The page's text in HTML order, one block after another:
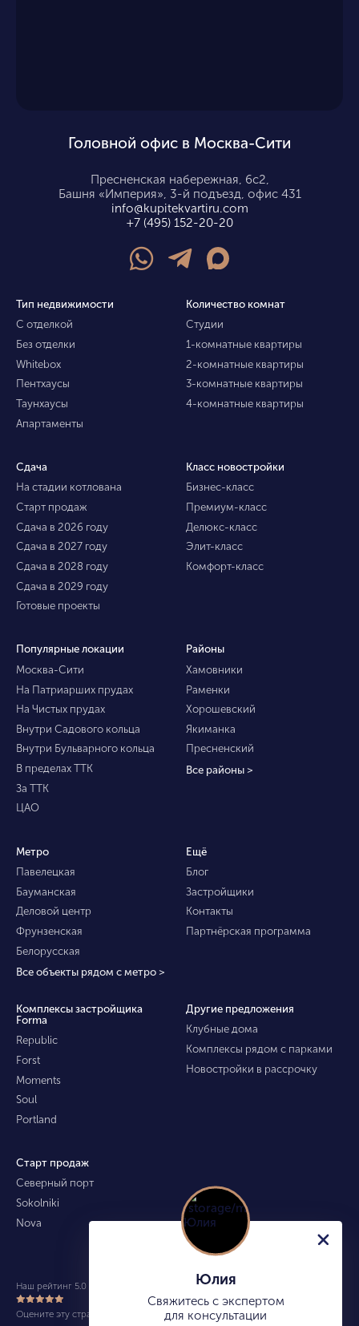
Головной офис в Москва-Сити
Пресненская набережная, 6с2,
Башня «Империя», 3-й подъезд, офис 431
info@kupitekvartiru.com
+7 (495) 152-20-20
Тип недвижимости
С отделкой
Без отделки
Whitebox
Пентхаусы
Таунхаусы
Апартаменты
Количество комнат
Студии
1-комнатные квартиры
2-комнатные квартиры
3-комнатные квартиры
4-комнатные квартиры
Сдача
На стадии котлована
Старт продаж
Сдача в 2026 году
Сдача в 2027 году
Сдача в 2028 году
Сдача в 2029 году
Готовые проекты
Класс новостройки
Бизнес-класс
Премиум-класс
Делюкс-класс
Элит-класс
Комфорт-класс
Популярные локации
Москва-Сити
На Патриарших прудах
На Чистых прудах
Внутри Садового кольца
Внутри Бульварного кольца
В пределах ТТК
За ТТК
ЦАО
Районы
Хамовники
Раменки
Хорошевский
Якиманка
Пресненский
Все районы >
Метро
Павелецкая
Бауманская
Деловой центр
Фрунзенская
Белорусская
Все объекты рядом с метро >
Ещё
Блог
Застройщики
Контакты
Партнёрская программа
Комплексы застройщика
Forma
Republic
Forst
Moments
Soul
Portland
Другие предложения
Клубные дома
Комплексы рядом с парками
Новостройки в рассрочку
Старт продаж
Северный порт
Sokolniki
Nova
Наш рейтинг 5.0 из 5 (490)
Оцените эту страницу
Юлия
Свяжитесь с экспертом
для консультации